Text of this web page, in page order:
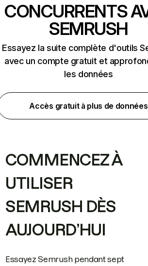
CONCURRENTS
SEMRUSH
Essayez la suite complète d'outils
avec un compte gratuit et
les données
Accès gratuit à plus de données
COMMENCEZ À
UTILISER
SEMRUSH DÈS
AUJOURD’HUI
Essayez Semrush pendant sept